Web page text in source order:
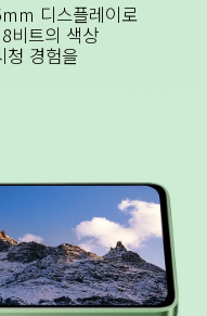
디스플레이로
비트의 색상
청 경험을